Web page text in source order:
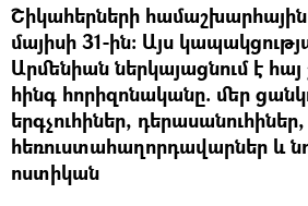
Շիկահերների համաշխարհային
մայիսի 31-ին։ Այս
Արմենիան ներկայացնում է հայ
հինգ հորիզոնականը. մեր
երգչուհիներ, դերասանուհիներ,
հեռուստահաղորդավարներ և
ոստիկան